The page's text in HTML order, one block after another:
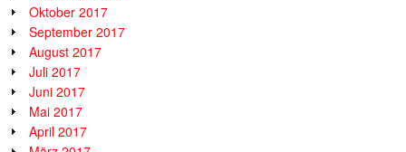
Oktober 2017
September 2017
August 2017
Juli 2017
Juni 2017
Mai 2017
April 2017